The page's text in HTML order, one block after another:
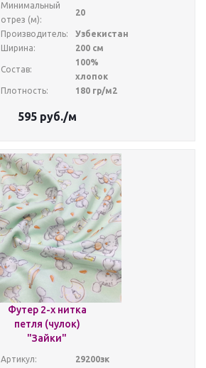
Минимальный
отрез (м):
20
Производитель:
Узбекистан
Ширина:
200 см
Состав:
100%
хлопок
Плотность:
180 гр/м2
595руб./м
Футер 2-х нитка
петля (чулок)
"Зайки"
Артикул:
29200зк